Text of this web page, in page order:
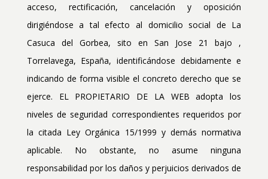
acceso, rectificación, cancelación y oposición
dirigiéndose a tal efecto al domicilio social de La
Casuca del Gorbea, sito en San Jose 21 bajo ,
Torrelavega, España, identificándose debidamente e
indicando de forma visible el concreto derecho que se
ejerce. EL PROPIETARIO DE LA WEB adopta los
niveles de seguridad correspondientes requeridos por
la citada Ley Orgánica 15/1999 y demás normativa
aplicable. No obstante, no asume ninguna
responsabilidad por los daños y perjuicios derivados de